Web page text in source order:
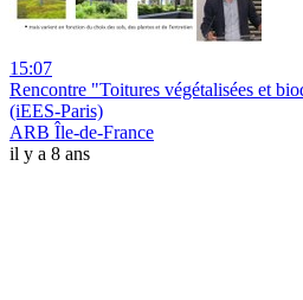
15:07
Rencontre "Toitures végétalisées et
(iEES-Paris)
ARB Île-de-France
il y a 8 ans